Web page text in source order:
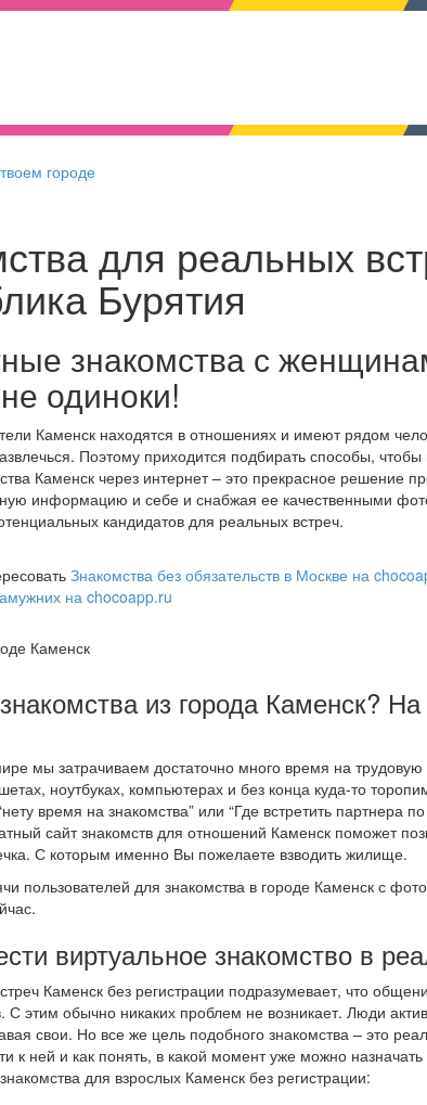
городе
для реальных
Бурятия
знакомства с
одиноки!
Каменск находятся в отношениях и имеют рядом
Поэтому приходится подбирать способы,
Каменск через интернет – это прекрасное решение
информацию и себе и снабжая ее качественными
кандидатов для реальных встреч.
Знакомства без обязательств в Москве на
на chocoapp.ru
Каменск
из города Каменск?
мы затрачиваем достаточно много время на
ноутбуках, компьютерах и без конца куда-то
время на знакомства” или “Где встретить партнера
сайт знакомств для отношений Каменск поможет
С которым именно Вы пожелаете взводить жилище.
пользователей для знакомства в городе Каменск с
виртуальное знакомство в
Каменск без регистрации подразумевает, что
С этим обычно никаких проблем не возникает. Люди
свои. Но все же цель подобного знакомства – это
к ней и как понять, в какой момент уже можно
для взрослых Каменск без регистрации: